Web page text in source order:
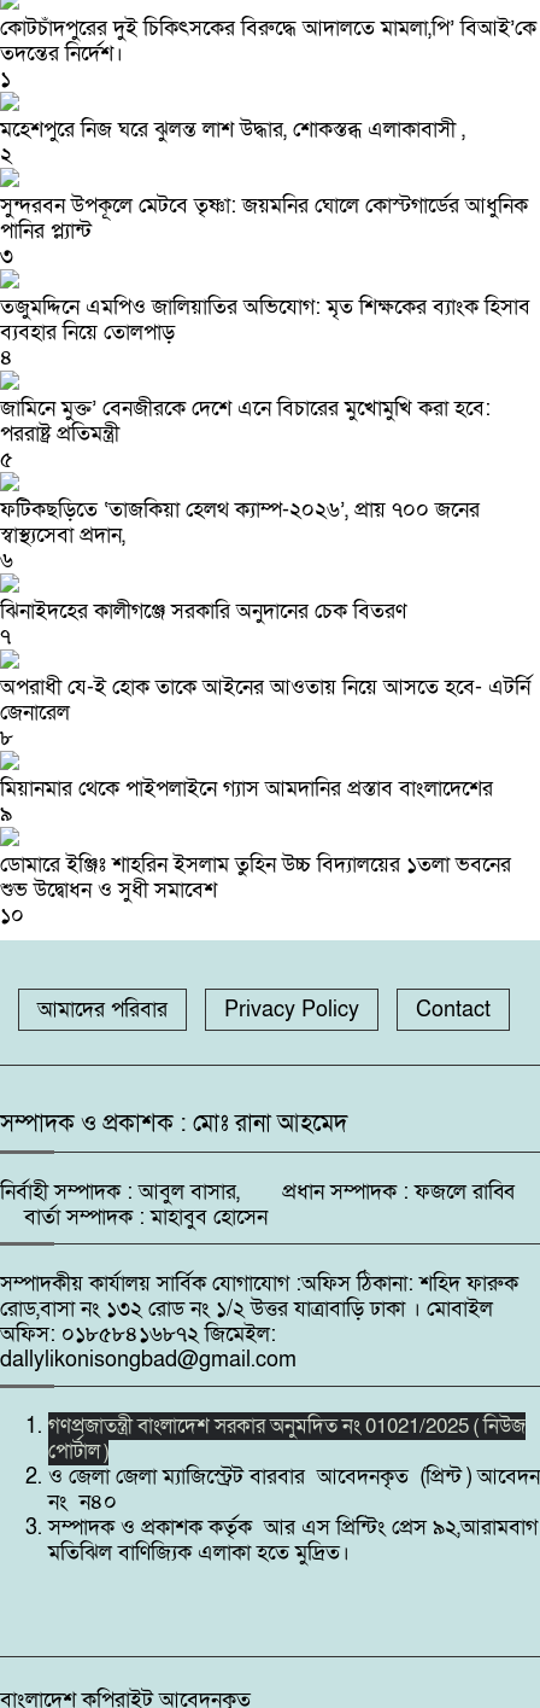
কোটচাঁদপুরের দুই চিকিৎসকের বিরুদ্ধে আদালতে মামলা,পি’ বিআই’কে
তদন্তের নির্দেশ।
১
মহেশপুরে নিজ ঘরে ঝুলন্ত লাশ উদ্ধার, শোকস্তব্ধ এলাকাবাসী ,
২
সুন্দরবন উপকূলে মেটবে তৃষ্ণা: জয়মনির ঘোলে কোস্টগার্ডের আধুনিক
পানির প্ল্যান্ট
৩
তজুমদ্দিনে এমপিও জালিয়াতির অভিযোগ: মৃত শিক্ষকের ব্যাংক হিসাব
ব্যবহার নিয়ে তোলপাড়
৪
জামিনে মুক্ত’ বেনজীরকে দেশে এনে বিচারের মুখোমুখি করা হবে:
পররাষ্ট্র প্রতিমন্ত্রী
৫
ফটিকছড়িতে ‘তাজকিয়া হেলথ ক্যাম্প-২০২৬’, প্রায় ৭০০ জনের
স্বাস্থ্যসেবা প্রদান,
৬
ঝিনাইদহের কালীগঞ্জে সরকারি অনুদানের চেক বিতরণ
৭
অপরাধী যে-ই হোক তাকে আইনের আওতায় নিয়ে আসতে হবে- এটর্নি
জেনারেল
৮
মিয়ানমার থেকে পাইপলাইনে গ্যাস আমদানির প্রস্তাব বাংলাদেশের
৯
ডোমারে ইঞ্জিঃ শাহরিন ইসলাম তুহিন উচ্চ বিদ্যালয়ের ১তলা ভবনের
শুভ উদ্বোধন ও সুধী সমাবেশ
১০
আমাদের পরিবার Privacy Policy Contact
সম্পাদক ও প্রকাশক : মোঃ রানা আহমেদ
নির্বাহী সম্পাদক : আবুল বাসার, প্রধান সম্পাদক : ফজলে রাব্বি
বার্তা সম্পাদক : মাহাবুব হোসেন
সম্পাদকীয় কার্যালয় সার্বিক যোগাযোগ :অফিস ঠিকানা: শহিদ ফারুক
রোড,বাসা নং ১৩২ রোড নং ১/২ উত্তর যাত্রাবাড়ি ঢাকা । মোবাইল
অফিস: ০১৮৫৮৪১৬৮৭২ জিমেইল:
dallylikonisongbad@gmail.com
গণপ্রজাতন্ত্রী বাংলাদেশ সরকার অনুমদিত নং 01021/2025 ( নিউজ
পোর্টাল )
ও জেলা জেলা ম্যাজিস্ট্রেট বারবার আবেদনকৃত (প্রিন্ট ) আবেদন
নং ন৪০
সম্পাদক ও প্রকাশক কর্তৃক আর এস প্রিন্টিং প্রেস ৯২,আরামবাগ
মতিঝিল বাণিজ্যিক এলাকা হতে মুদ্রিত।
বাংলাদেশ কপিরাইট আবেদনকৃত